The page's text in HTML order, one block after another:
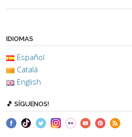
IDIOMAS
Español
Català
English
🎵 SÍGUENOS!